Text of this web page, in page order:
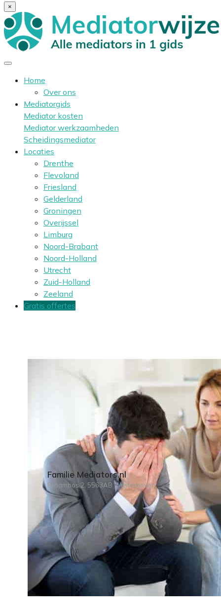
×
Home
Over ons
Mediatorgids
Mediator kosten
Mediator werkzaamheden
Scheidingsmediator
Locaties
Drenthe
Flevoland
Friesland
Gelderland
Groningen
Overijssel
Limburg
Noord-Brabant
Noord-Holland
Utrecht
Zuid-Holland
Zeeland
Gratis offertes
Familie Mediators.nl
Braambos 2, 5563AB Westerhoven